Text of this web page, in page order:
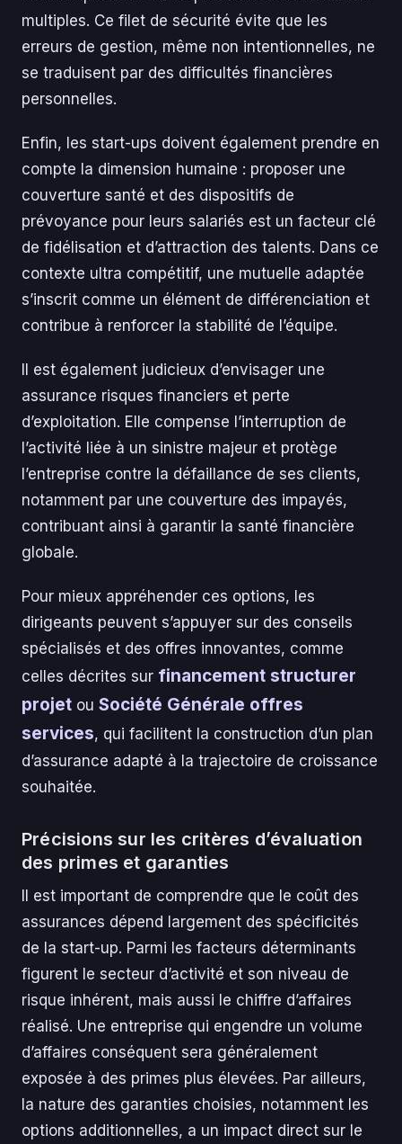
multiples. Ce filet de sécurité évite que les
erreurs de gestion, même non intentionnelles, ne
se traduisent par des difficultés financières
personnelles.
Enfin, les start-ups doivent également prendre en
compte la dimension humaine : proposer une
couverture santé et des dispositifs de
prévoyance pour leurs salariés est un facteur clé
de fidélisation et d’attraction des talents. Dans ce
contexte ultra compétitif, une mutuelle adaptée
s’inscrit comme un élément de différenciation et
contribue à renforcer la stabilité de l’équipe.
Il est également judicieux d’envisager une
assurance risques financiers et perte
d’exploitation. Elle compense l’interruption de
l’activité liée à un sinistre majeur et protège
l’entreprise contre la défaillance de ses clients,
notamment par une couverture des impayés,
contribuant ainsi à garantir la santé financière
globale.
Pour mieux appréhender ces options, les
dirigeants peuvent s’appuyer sur des conseils
spécialisés et des offres innovantes, comme
celles décrites sur financement structurer
projet ou Société Générale offres
services, qui facilitent la construction d’un plan
d’assurance adapté à la trajectoire de croissance
souhaitée.
Précisions sur les critères d’évaluation
des primes et garanties
Il est important de comprendre que le coût des
assurances dépend largement des spécificités
de la start-up. Parmi les facteurs déterminants
figurent le secteur d’activité et son niveau de
risque inhérent, mais aussi le chiffre d’affaires
réalisé. Une entreprise qui engendre un volume
d’affaires conséquent sera généralement
exposée à des primes plus élevées. Par ailleurs,
la nature des garanties choisies, notamment les
options additionnelles, a un impact direct sur le